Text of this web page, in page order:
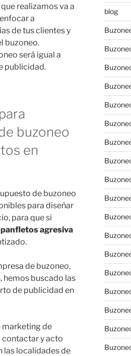
realizamos va a
a
de tus clientes y
buzoneo.
será igual a
publicidad.
buzoneo
en
de buzoneo
para diseñar
para que si
agresiva
de buzoneo,
hemos buscado las
de publicidad en
marketing de
contactar y acto
las localidades de
blog